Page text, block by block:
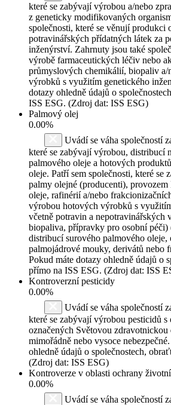
které se zabývají výrobou a/nebo
z geneticky modifikovaných
společnosti, které se věnují produkci
potravinářských přídatných látek za
inženýrství. Zahrnuty jsou také
výrobě farmaceutických léčiv nebo
průmyslových chemikálií, biopaliv a/
výrobků s využitím genetického
dotazy ohledně údajů o
ISS ESG. (Zdroj dat: ISS ESG)
Palmový olej
0.00%
Uvádí se váha společností
které se zabývají výrobou, distribucí
palmového oleje a hotových
oleje. Patří sem společnosti, které se
palmy olejné (producenti),
oleje, rafinérií a/nebo
výrobou hotových výrobků s
včetně potravin a nepotravinářských
biopaliva, přípravky pro osobní péči)
distribucí surového palmového oleje,
palmojádrové mouky, derivátů nebo
Pokud máte dotazy ohledně údajů o
přímo na ISS ESG. (Zdroj dat: ISS
Kontroverzní pesticidy
0.00%
Uvádí se váha společností
které se zabývají výrobou pesticidů s
označených Světovou
mimořádně nebo vysoce
ohledně údajů o společnostech,
(Zdroj dat: ISS ESG)
Kontroverze v oblasti ochrany
0.00%
Uvádí se váha společností